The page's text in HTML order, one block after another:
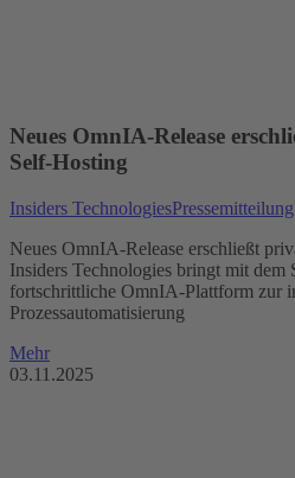
Neues OmnIA-Release
Self-Hosting
Insiders TechnologiesPressemitteilung
Neues OmnIA-Release erschließt
Insiders Technologies bringt mit dem
fortschrittliche OmnIA-Plattform zur
Prozessautomatisierung
Mehr
03.11.2025